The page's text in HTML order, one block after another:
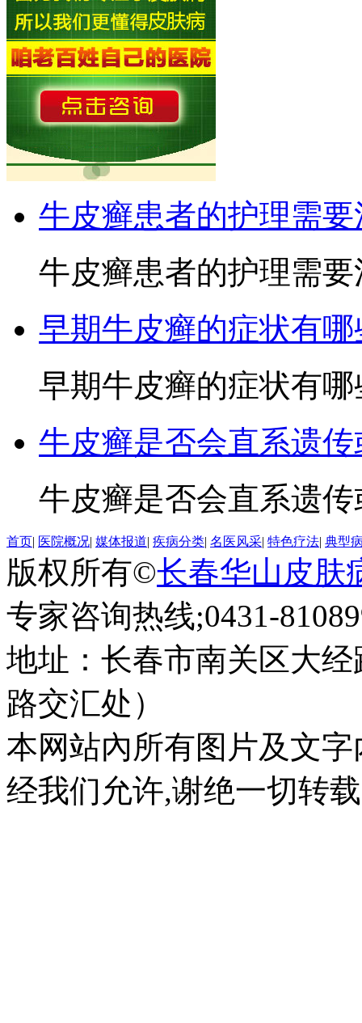
牛皮癣患者的护理需要
牛皮癣患者的护理需
早期牛皮癣的症状有哪
早期牛皮癣的症状有
牛皮癣是否会直系遗传
牛皮癣是否会直系遗
首页| 医院概况| 媒体报道| 疾病分类| 名医风采| 特色疗法| 典型
版权所有©长春华山皮肤
专家咨询热线;0431-
地址：长春市南关区大
路交汇处）
本网站內所有图片及文
经我们允许,谢绝一切转载